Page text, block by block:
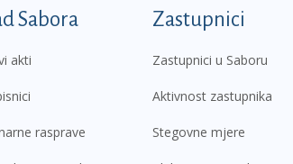
prvi izbornik
Sabora
akti
rasprave
Zastupnici
Zastupnici u Saboru
Aktivnost zastupnika
Stegovne mjere